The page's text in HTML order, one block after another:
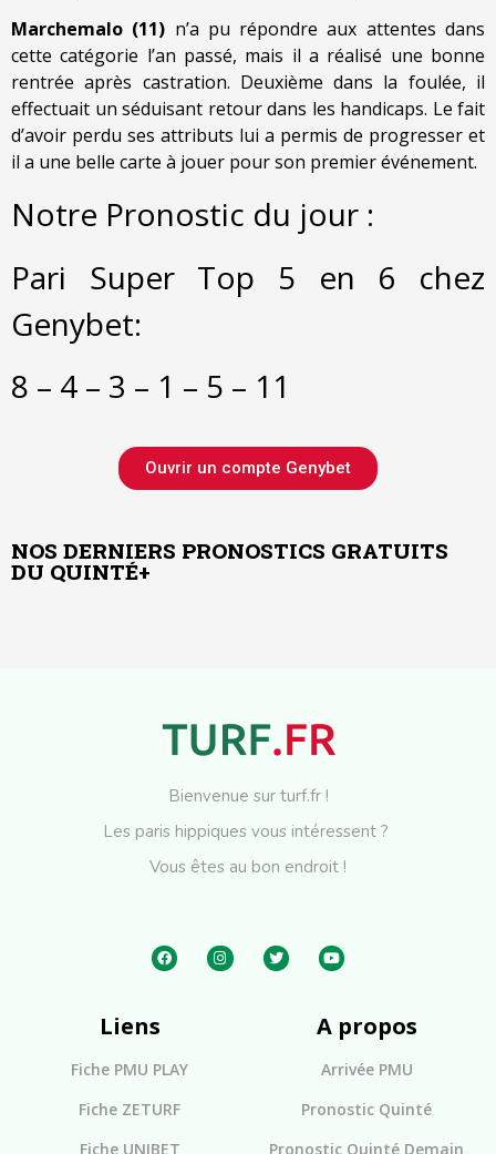
Marchemalo (11) n’a pu répondre aux attentes dans
cette catégorie l’an passé, mais il a réalisé une bonne
rentrée après castration. Deuxième dans la foulée, il
effectuait un séduisant retour dans les handicaps. Le fait
d’avoir perdu ses attributs lui a permis de progresser et
il a une belle carte à jouer pour son premier événement.
Notre Pronostic du jour :
Pari Super Top 5 en 6 chez
Genybet:
8 – 4 – 3 – 1 – 5 – 11
Ouvrir un compte Genybet
NOS DERNIERS PRONOSTICS GRATUITS
DU QUINTÉ+
Bienvenue sur turf.fr !
Les paris hippiques vous intéressent ?
Vous êtes au bon endroit !
Liens
Fiche PMU PLAY
Fiche ZETURF
Fiche UNIBET
A propos
Arrivée PMU
Pronostic Quinté
Pronostic Quinté Demain